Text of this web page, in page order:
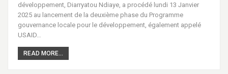
développement, Diarryatou Ndiaye, a procédé lundi 13 Janvier
2025 au lancement de la deuxième phase du Programme
gouvernance locale pour le développement, également appelé
USAID…
READ MORE...